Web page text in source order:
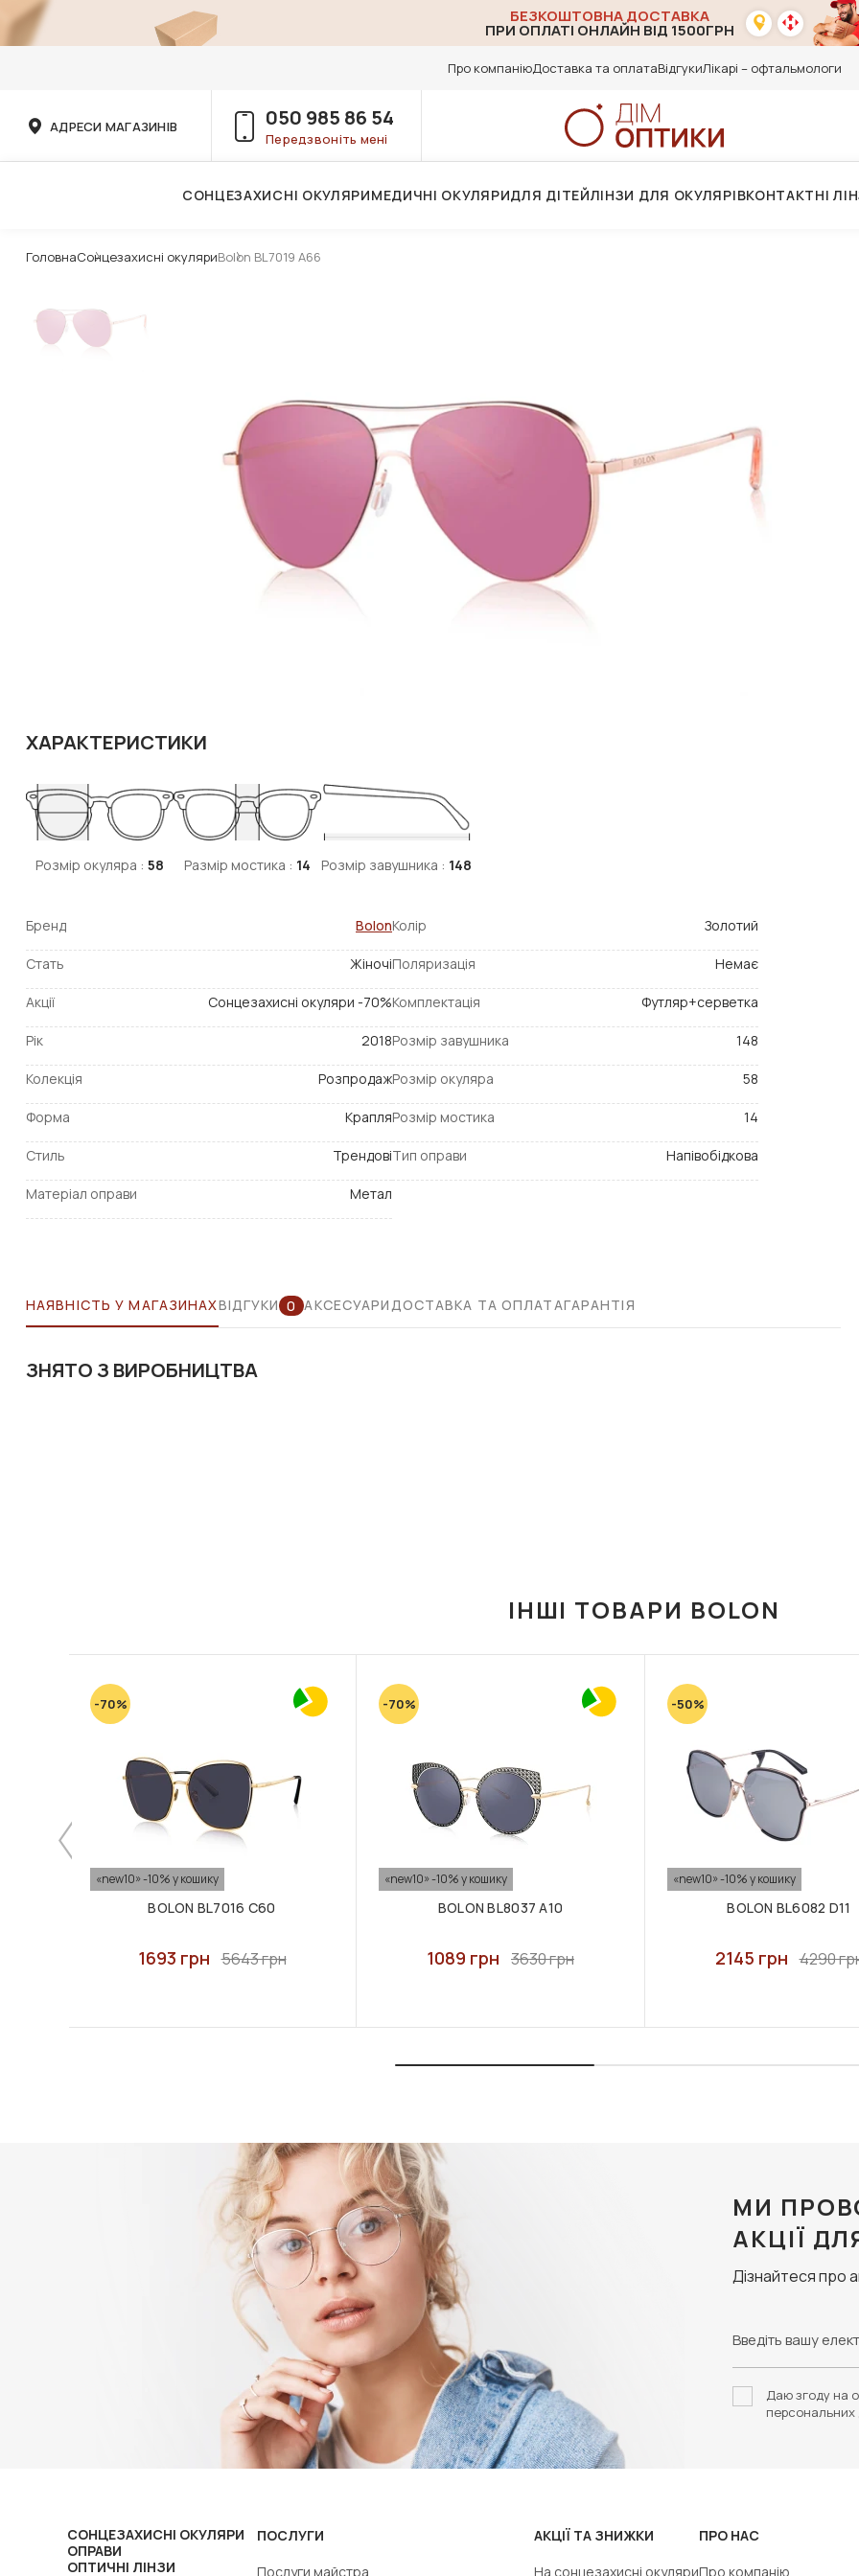
БЕЗКОШТОВНА ДОСТАВКА
ПРИ ОПЛАТІ ОНЛАЙН ВІД 1500ГРН
Про компаніюДоставка та оплатаВідгукиЛікарі – офтальмологи
АДРЕСИ МАГАЗИНІВ 050 985 86 54
Передзвоніть мені
СОНЦЕЗАХИСНІ ОКУЛЯРИМЕДИЧНІ ОКУЛЯРИДЛЯ ДІТЕЙЛІНЗИ ДЛЯ ОКУЛЯРІВКОНТАКТНІ
ГоловнаСонцезахисні окуляриBolon BL7019 A66
ХАРАКТЕРИСТИКИ
Розмір окуляра : 58 Размір мостика : 14 Розмір завушника : 148
Бренд Bolon
Стать Жіночі
Акції Сонцезахисні окуляри -70%
Рік 2018
Колекція Розпродаж
Форма Крапля
Стиль Трендові
Матеріал оправи Метал
Колір Золотий
Поляризація Немає
Комплектація Футляр+серветка
Розмір завушника 148
Розмір окуляра 58
Розмір мостика 14
Тип оправи Напівобідкова
НАЯВНІСТЬ У МАГАЗИНАХВІДГУКИ 0 АКСЕСУАРИДОСТАВКА ТА ОПЛАТАГАРАНТІЯ
ЗНЯТО З ВИРОБНИЦТВА
ІНШІ ТОВАРИ BOLON
-70%
«new10» -10% у кошику
BOLON BL7016 C60
1693 грн 5643 грн
-70%
«new10» -10% у кошику
BOLON BL8037 A10
1089 грн 3630 грн
-50%
«new10» -10% у кошику
BOLON BL6082 D11
2145 грн 4290
МИ
АКЦІЇ
Дізнайтеся про
Даю згоду на
СОНЦЕЗАХИСНІ ОКУЛЯРИ
ОПРАВИ
ОПТИЧНІ ЛІНЗИ
ПОСЛУГИ
Послуги майстра
АКЦІЇ ТА ЗНИЖКИ
На сонцезахисні окуляри
ПРО НАС
Про компанію